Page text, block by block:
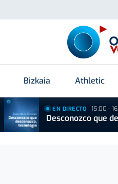
Bizkaia Athletic
EN DIRECTO 15:00 -
Desconozco que